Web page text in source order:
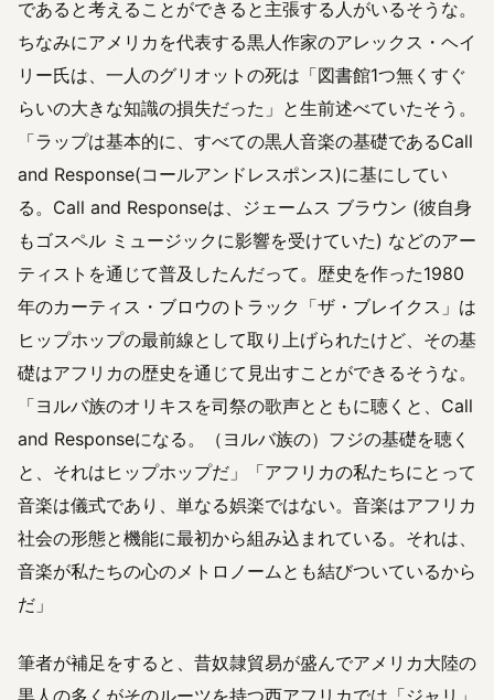
であると考えることができると主張する人がいるそうな。
ちなみにアメリカを代表する黒人作家のアレックス・ヘイ
リー氏は、一人のグリオットの死は「図書館1つ無くすぐ
らいの大きな知識の損失だった」と生前述べていたそう。
「ラップは基本的に、すべての黒人音楽の基礎であるCall
and Response(コールアンドレスポンス)に基にしてい
る。Call and Responseは、ジェームス ブラウン (彼自身
もゴスペル ミュージックに影響を受けていた) などのアー
ティストを通じて普及したんだって。歴史を作った1980
年のカーティス・ブロウのトラック「ザ・ブレイクス」は
ヒップホップの最前線として取り上げられたけど、その基
礎はアフリカの歴史を通じて見出すことができるそうな。
「ヨルバ族のオリキスを司祭の歌声とともに聴くと、Call
and Responseになる。（ヨルバ族の）フジの基礎を聴く
と、それはヒップホップだ」「アフリカの私たちにとって
音楽は儀式であり、単なる娯楽ではない。音楽はアフリカ
社会の形態と機能に最初から組み込まれている。それは、
音楽が私たちの心のメトロノームとも結びついているから
だ」
筆者が補足をすると、昔奴隷貿易が盛んでアメリカ大陸の